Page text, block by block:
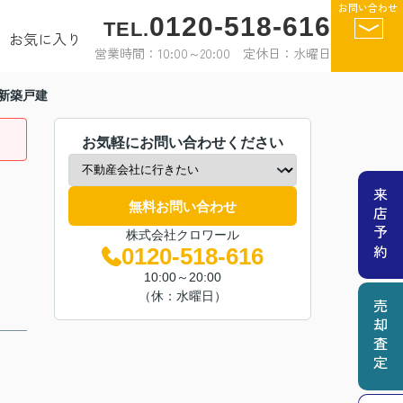
お気に入り TEL.0120-518-616
営業時間：10:00～20:00 定休日：水曜日
お問い合わせ
築戸建
お気軽にお問い合わせください
無料お問い合わせ
株式会社クロワール
0120-518-616
10:00～20:00
（休：水曜日）
来店予約
売却査定